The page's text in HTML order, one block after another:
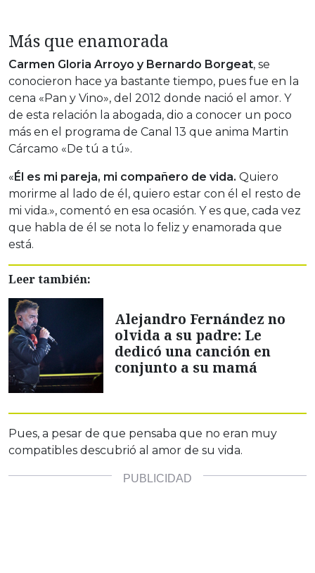
Más que enamorada
Carmen Gloria Arroyo y Bernardo Borgeat, se
conocieron hace ya bastante tiempo, pues fue en la
cena «Pan y Vino», del 2012 donde nació el amor. Y
de esta relación la abogada, dio a conocer un poco
más en el programa de Canal 13 que anima Martin
Cárcamo «De tú a tú».
« Él es mi pareja, mi compañero de vida. Quiero
morirme al lado de él, quiero estar con él el resto de
mi vida.», comentó en esa ocasión. Y es que, cada vez
que habla de él se nota lo feliz y enamorada que
está.
Leer también:
Alejandro Fernández no
olvida a su padre: Le
dedicó una canción en
conjunto a su mamá
Pues, a pesar de que pensaba que no eran muy
compatibles descubrió al amor de su vida.